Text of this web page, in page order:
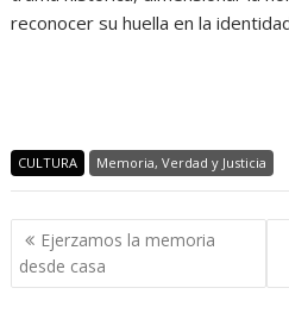
reconocer su huella en la
CULTURA Memoria, Verdad y Justicia
Navegación
de
entradas
Ejerzamos la memoria
desde casa